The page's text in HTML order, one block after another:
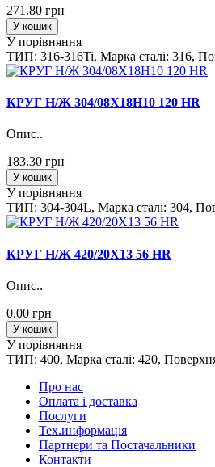
271.80 грн
У кошик
У порівняння
ТИП: 316-316Ti, Марка сталi: 316,
КРУГ Н/Ж 304/08Х18Н10 120 HR
Опис..
183.30 грн
У кошик
У порівняння
ТИП: 304-304L, Марка сталi: 304,
КРУГ Н/Ж 420/20Х13 56 HR
Опис..
0.00 грн
У кошик
У порівняння
ТИП: 400, Марка сталi: 420,
Про нас
Оплата і доставка
Послуги
Тех.информацiя
Партнери та Постачальники
Контакти